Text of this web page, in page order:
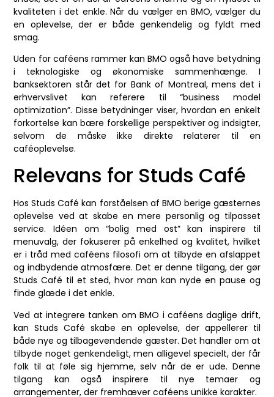
kvaliteten i det enkle. Når du vælger en BMO, vælger du
en oplevelse, der er både genkendelig og fyldt med
smag.
Uden for caféens rammer kan BMO også have betydning
i teknologiske og økonomiske sammenhænge. I
banksektoren står det for Bank of Montreal, mens det i
erhvervslivet kan referere til “business model
optimization”. Disse betydninger viser, hvordan en enkelt
forkortelse kan bære forskellige perspektiver og indsigter,
selvom de måske ikke direkte relaterer til en
caféoplevelse.
Relevans for Studs Café
Hos Studs Café kan forståelsen af BMO berige gæsternes
oplevelse ved at skabe en mere personlig og tilpasset
service. Idéen om “bolig med ost” kan inspirere til
menuvalg, der fokuserer på enkelhed og kvalitet, hvilket
er i tråd med caféens filosofi om at tilbyde en afslappet
og indbydende atmosfære. Det er denne tilgang, der gør
Studs Café til et sted, hvor man kan nyde en pause og
finde glæde i det enkle.
Ved at integrere tanken om BMO i caféens daglige drift,
kan Studs Café skabe en oplevelse, der appellerer til
både nye og tilbagevendende gæster. Det handler om at
tilbyde noget genkendeligt, men alligevel specielt, der får
folk til at føle sig hjemme, selv når de er ude. Denne
tilgang kan også inspirere til nye temaer og
arrangementer, der fremhæver caféens unikke karakter.